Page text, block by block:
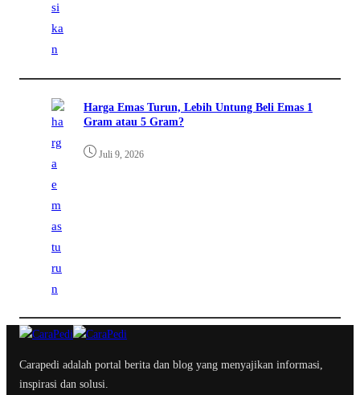
Harga Emas Turun, Lebih Untung Beli Emas 1
Gram atau 5 Gram?
Juli 9, 2026
Carapedi adalah portal berita dan blog yang menyajikan informasi,
inspirasi dan solusi.